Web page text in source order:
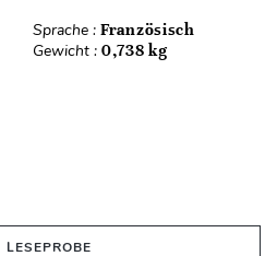
Sprache : Französisch
Gewicht : 0,738 kg
LESEPROBE